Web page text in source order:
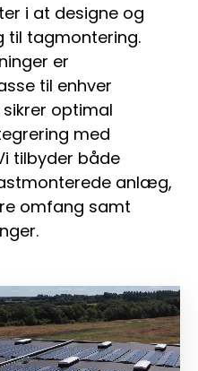
i at designe og
til tagmontering.
er
til enhver
optimal
med
tilbyder både
anlæg,
omfang samt